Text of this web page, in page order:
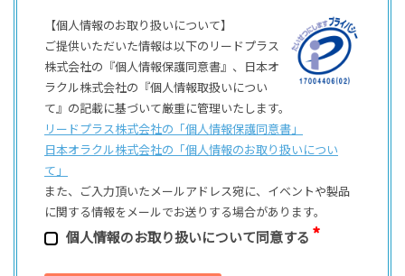
【個人情報のお取り扱いについて】
ご提供いただいた情報は以下のリードプラス
株式会社の『個人情報保護同意書』、日本オ
ラクル株式会社の『個人情報取扱いについ
て』の記載に基づいて厳重に管理いたします。
リードプラス株式会社の「個⼈情報保護同意書」
日本オラクル株式会社の「個⼈情報のお取り扱いについ
て」
また、ご⼊⼒頂いたメールアドレス宛に、イベントや製品
に関する情報をメールでお送りする場合があります。
個⼈情報のお取り扱いについて同意する